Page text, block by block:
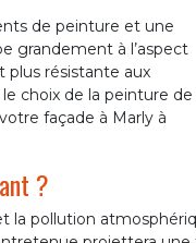
de peinture et une
grandement à l’aspect
résistante aux
choix de la peinture de
façade à Marly à
?
la pollution